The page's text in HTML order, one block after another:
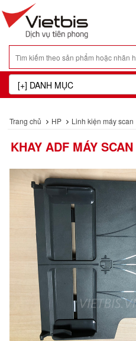
Trang chủ HP Linh kiện máy scan
KHAY ADF MÁY